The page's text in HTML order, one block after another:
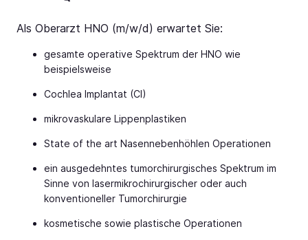
Als Oberarzt HNO (m/w/d) erwartet Sie:
gesamte operative Spektrum der HNO wie
beispielsweise
Cochlea Implantat (CI)
mikrovaskulare Lippenplastiken
State of the art Nasennebenhöhlen Operationen
ein ausgedehntes tumorchirurgisches Spektrum im
Sinne von lasermikrochirurgischer oder auch
konventioneller Tumorchirurgie
kosmetische sowie plastische Operationen